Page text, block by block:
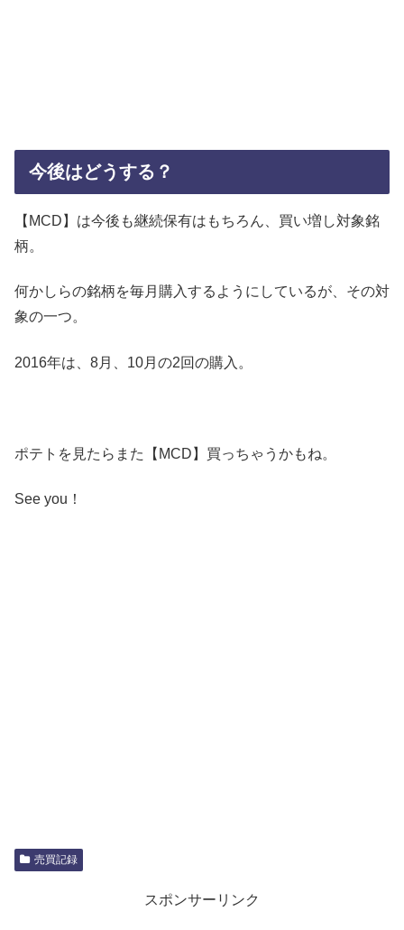
今後はどうする？
【MCD】は今後も継続保有はもちろん、買い増し対象銘
柄。
何かしらの銘柄を毎月購入するようにしているが、その対
象の一つ。
2016年は、8月、10月の2回の購入。
ポテトを見たらまた【MCD】買っちゃうかもね。
See you！
売買記録
スポンサーリンク